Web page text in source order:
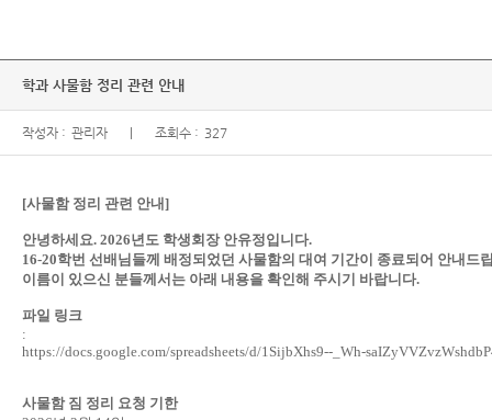
학과 사물함 정리 관련 안내
작성자 : 관리자 조회수 : 327
[사물함 정리 관련 안내]
안녕하세요. 2026년도 학생회장 안유정입니다.
16-20학번 선배님들께 배정되었던 사물함의 대여 기간이 종료되어 안내
이름이 있으신 분들께서는 아래 내용을 확인해 주시기 바랍니다.
파일 링크
:
https://docs.google.com/spreadsheets/d/1SijbXhs9--_Wh-
사물함 짐 정리 요청 기한